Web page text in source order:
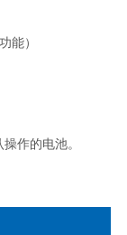
能）
作的电池。